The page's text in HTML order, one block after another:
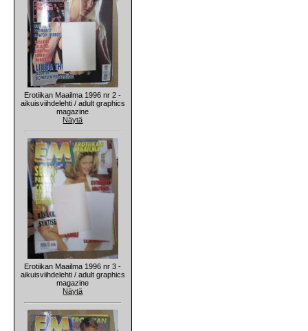
Erotiikan Maailma 1996 nr 2 -
aikuisviihdelehti / adult graphics
magazine
Näytä
Erotiikan Maailma 1996 nr 3 -
aikuisviihdelehti / adult graphics
magazine
Näytä